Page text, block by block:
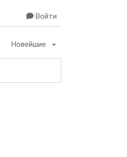
Войти
Новейшие